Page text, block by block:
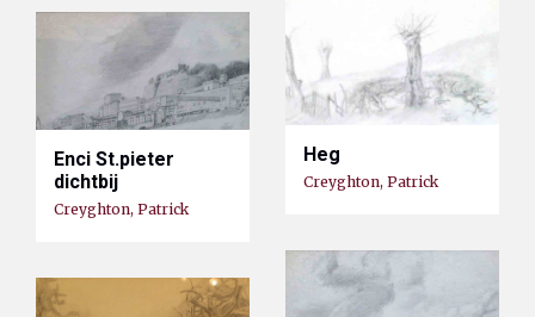
Heg
Creyghton, Patrick
Enci St.pieter
dichtbij
Creyghton, Patrick